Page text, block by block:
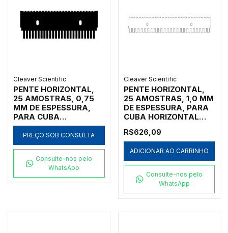
Cleaver Scientific
PENTE HORIZONTAL,
25 AMOSTRAS, 0,75
MM DE ESPESSURA,
PARA CUBA
HORIZONTAL MARCA
CLEAVER SCIENTIFIC
MODELOS MSMIDI7,
MSMIDIDUO - CÓDIGO
MS10-25-0.75
PREÇO SOB CONSULTA
Consulte-nos pelo
WhatsApp
Cleaver Scientific
PENTE HORIZONTAL,
25 AMOSTRAS, 1,0 MM
DE ESPESSURA, PARA
CUBA HORIZONTAL
SCIENTIFIC MODELOS
MSMAXI10, MSMAXI15,
MSMAXI20, MSMAXI25
E MSMAXIDUO -
CÓDIGO MS20-25-1
R$626,09
ADICIONAR AO CARRINHO
Consulte-nos pelo
WhatsApp